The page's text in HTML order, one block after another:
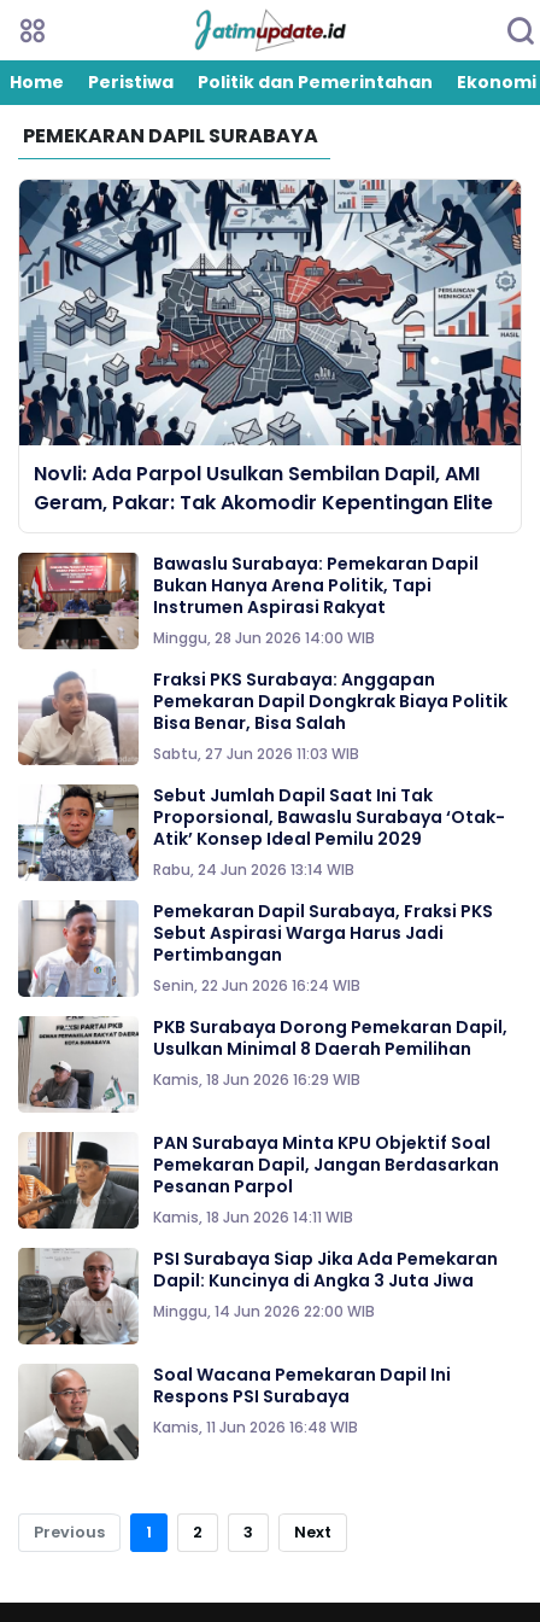
Home Peristiwa Politik dan Pemerintahan Ekonomi
PEMEKARAN DAPIL SURABAYA
Novli: Ada Parpol Usulkan Sembilan Dapil, AMI
Geram, Pakar: Tak Akomodir Kepentingan Elite
Bawaslu Surabaya: Pemekaran Dapil
Bukan Hanya Arena Politik, Tapi
Instrumen Aspirasi Rakyat
Minggu, 28 Jun 2026 14:00 WIB
Fraksi PKS Surabaya: Anggapan
Pemekaran Dapil Dongkrak Biaya Politik
Bisa Benar, Bisa Salah
Sabtu, 27 Jun 2026 11:03 WIB
Sebut Jumlah Dapil Saat Ini Tak
Proporsional, Bawaslu Surabaya ‘Otak-
Atik’ Konsep Ideal Pemilu 2029
Rabu, 24 Jun 2026 13:14 WIB
Pemekaran Dapil Surabaya, Fraksi PKS
Sebut Aspirasi Warga Harus Jadi
Pertimbangan
Senin, 22 Jun 2026 16:24 WIB
PKB Surabaya Dorong Pemekaran Dapil,
Usulkan Minimal 8 Daerah Pemilihan
Kamis, 18 Jun 2026 16:29 WIB
PAN Surabaya Minta KPU Objektif Soal
Pemekaran Dapil, Jangan Berdasarkan
Pesanan Parpol
Kamis, 18 Jun 2026 14:11 WIB
PSI Surabaya Siap Jika Ada Pemekaran
Dapil: Kuncinya di Angka 3 Juta Jiwa
Minggu, 14 Jun 2026 22:00 WIB
Soal Wacana Pemekaran Dapil Ini
Respons PSI Surabaya
Kamis, 11 Jun 2026 16:48 WIB
Previous 1 2 3 Next